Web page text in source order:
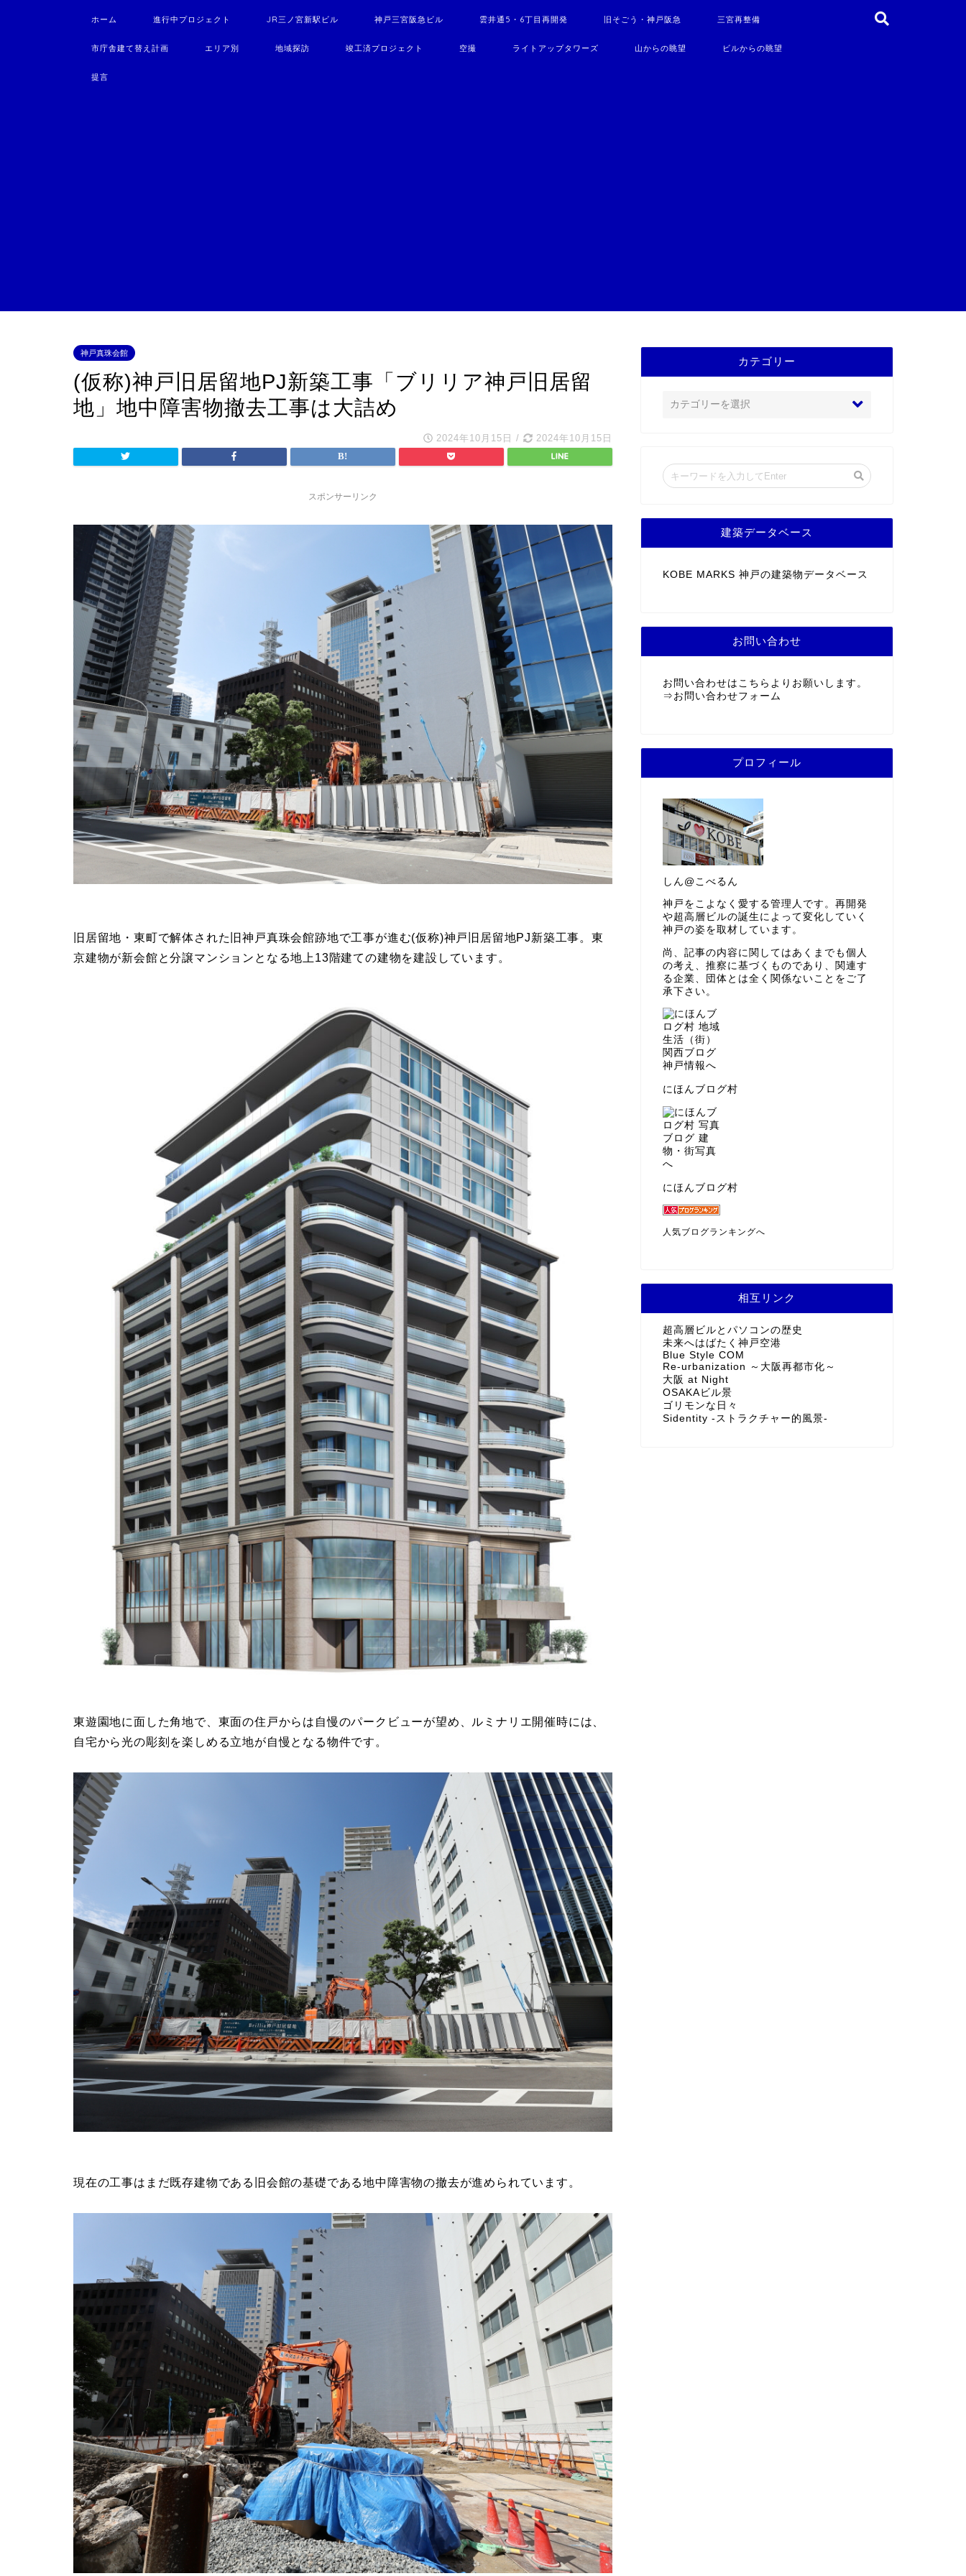
ホーム 進行中プロジェクト JR三ノ宮新駅ビル 神戸三宮阪急ビル 雲井通5・6丁目再開発 旧そごう・神戸阪急 三宮再整備
市庁舎建て替え計画 エリア別 地域探訪 竣工済プロジェクト 空撮 ライトアップタワーズ 山からの眺望 ビルからの眺望
提言
神戸真珠会館
(仮称)神戸旧居留地PJ新築工事「ブリリア神戸旧居留
地」地中障害物撤去工事は大詰め
2024年10月15日 / 2024年10月15日
スポンサーリンク
旧居留地・東町で解体された旧神戸真珠会館跡地で工事が進む(仮称)神戸旧居留地PJ新築工事。東
京建物が新会館と分譲マンションとなる地上13階建ての建物を建設しています。
東遊園地に面した角地で、東面の住戸からは自慢のパークビューが望め、ルミナリエ開催時には、
自宅から光の彫刻を楽しめる立地が自慢となる物件です。
現在の工事はまだ既存建物である旧会館の基礎である地中障害物の撤去が進められています。
カテゴリー
建築データベース
KOBE MARKS 神戸の建築物データベース
お問い合わせ
お問い合わせはこちらよりお願いします。
⇒ お問い合わせフォーム
プロフィール
しん@こべるん
神戸をこよなく愛する管理人です。再開発
や超高層ビルの誕生によって変化していく
神戸の姿を取材しています。
尚、記事の内容に関してはあくまでも個人
の考え、推察に基づくものであり、関連す
る企業、団体とは全く関係ないことをご了
承下さい。
にほんブログ村
にほんブログ村
人気ブログランキングへ
相互リンク
超高層ビルとパソコンの歴史
未来へはばたく神戸空港
Blue Style COM
Re-urbanization ～大阪再都市化～
大阪 at Night
OSAKAビル景
ゴリモンな日々
Sidentity -ストラクチャー的風景-